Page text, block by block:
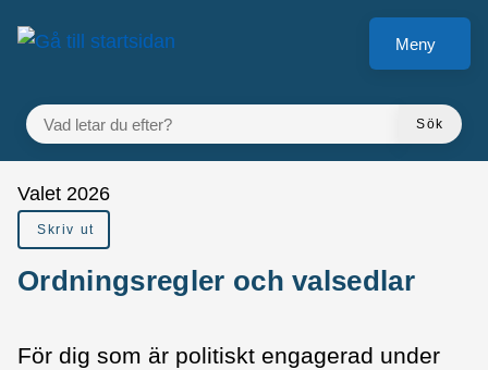
Gå till innehåll
till sidomeny
Meny
VAD LETAR DU EFTER?
Sök
Du är här:
Valet 2026
Skriv ut
Ordningsregler och valsedlar
För dig som är politiskt engagerad under